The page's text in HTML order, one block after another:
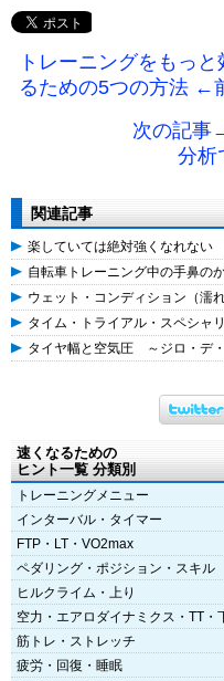
トレーニングをもっ
るための5つの方法 ←
次の記事
分析
関連記事
楽していては絶対強くなれない
自転車トレーニング中の手鼻の
ウェット・コンディション（濡
タイム・トライアル・スペシャ
タイヤ幅と空気圧 ～ジロ・デ
速くなるための
ヒント一覧 分類別
トレーニングメニュー
インターバル・タイマー
FTP・LT・VO2max
ペダリング・ポジション・スキル
ヒルクライム・上り
空力・エアロダイナミクス・TT・
筋トレ・ストレッチ
疲労・回復・睡眠